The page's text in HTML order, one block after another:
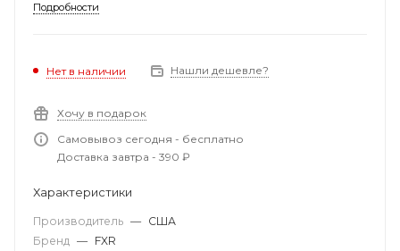
Подробности
Нет в наличии Нашли дешевле?
Хочу в подарок
Самовывоз сегодня - бесплатно
Доставка завтра - 390 ₽
Характеристики
Производитель — США
Бренд — FXR